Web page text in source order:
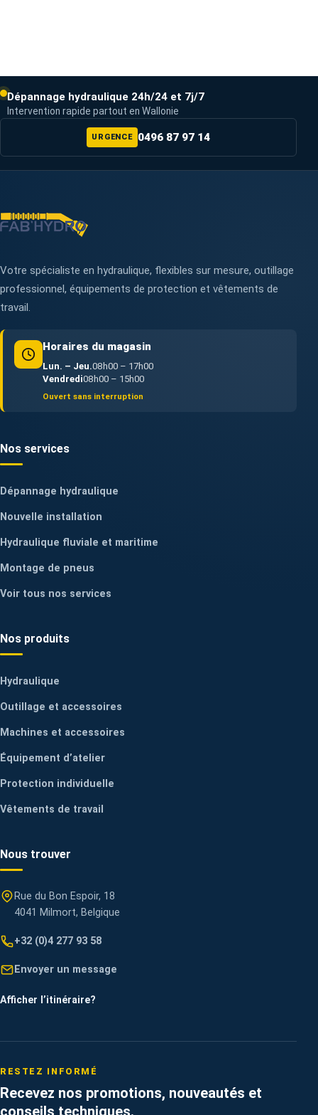
Dépannage hydraulique 24h/24 et 7j/7
Intervention rapide partout en Wallonie
URGENCE 0496 87 97 14
Votre spécialiste en hydraulique, flexibles sur mesure, outillage
professionnel, équipements de protection et vêtements de
travail.
Horaires du magasin
Lun. – Jeu.08h00 – 17h00
Vendredi08h00 – 15h00
Ouvert sans interruption
Nos services
Dépannage hydraulique
Nouvelle installation
Hydraulique fluviale et maritime
Montage de pneus
Voir tous nos services
Nos produits
Hydraulique
Outillage et accessoires
Machines et accessoires
Équipement d’atelier
Protection individuelle
Vêtements de travail
Nous trouver
Rue du Bon Espoir, 18
4041 Milmort, Belgique
+32 (0)4 277 93 58
Envoyer un message
Afficher l’itinéraire?
RESTEZ INFORMÉ
Recevez nos promotions, nouveautés et
conseils techniques.